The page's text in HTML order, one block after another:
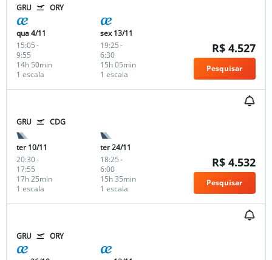
GRU ORY
qua 4/11
15:05-
9:55
1 escala
14h 50min
sex 13/11
19:25-
6:30
1 escala
15h 05min
R$ 4.527
Pesquisar
GRU CDG
ter 10/11
20:30-
17:55
1 escala
17h 25min
ter 24/11
18:25-
6:00
1 escala
15h 35min
R$ 4.532
Pesquisar
GRU ORY